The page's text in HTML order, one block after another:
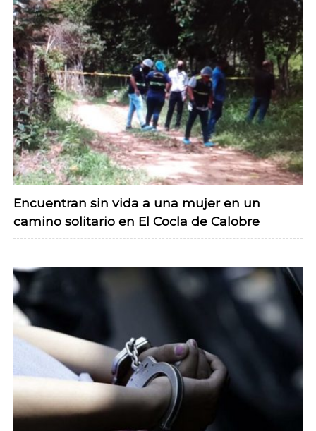
Encuentran sin vida a una mujer en un
camino solitario en El Cocla de Calobre